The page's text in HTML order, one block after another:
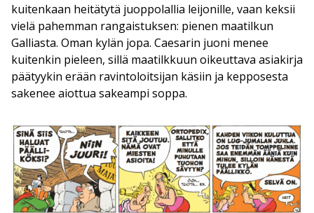
kuitenkaan heitätytä juoppolallia leijonille, vaan keksii
vielä pahemman rangaistuksen: pienen maatilkun
Galliasta. Oman kylän jopa. Caesarin juoni menee
kuitenkin pieleen, sillä maatilkkuun oikeuttava asiakirja
päätyykin erään ravintoloitsijan käsiin ja kepposesta
sakenee aiottua sakeampi soppa.